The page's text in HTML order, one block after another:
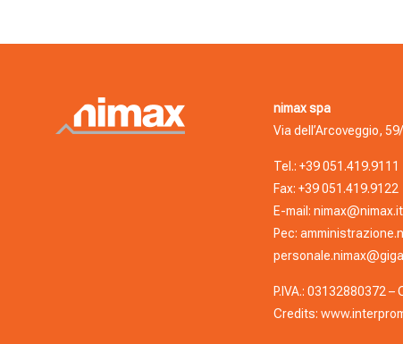
nimax spa
Via dell’Arcoveggio,
Tel.: +39 051.419.9111
Fax: +39 051.419.9122
E-mail: nimax@nimax.it
Pec:
P.IVA.: 03132880372
Credits: